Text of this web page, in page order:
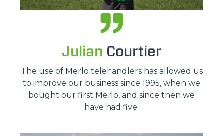
Julian Courtier
The use of Merlo telehandlers has allowed us
to improve our business since 1995, when we
bought our first Merlo, and since then we
have had five.